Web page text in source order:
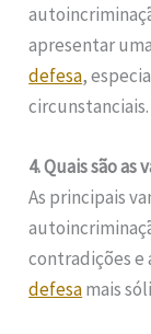
apresentar
defesa,
circunstanciais.
4. Quais são
As principais
contradições e
defesamais